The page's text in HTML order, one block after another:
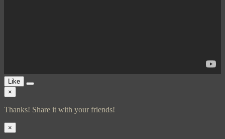
Like
×
Thanks! Share it with your friends!
×